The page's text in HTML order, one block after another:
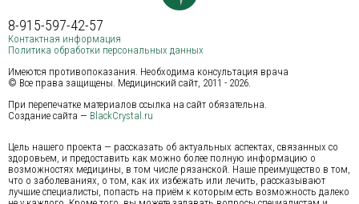
8-915-597-42-57
Контактная информация
Политика обработки персональных данных
Имеются противопоказания. Необходима консультация врача
© Все права защищены. Медицинский сайт, 2011 - 2026.
При перепечатке материалов ссылка на сайт обязательна.
Создание сайта — BlackCrystal.ru
Цель нашего проекта — рассказать об актуальных аспектах, связанных со
здоровьем, и предоставить как можно более полную информацию о
возможностях медицины, в том числе рязанской. Наше преимущество в том,
что о заболеваниях, о том, как их избежать или лечить, рассказывают
лучшие специалисты, попасть на приём к которым есть возможность далеко